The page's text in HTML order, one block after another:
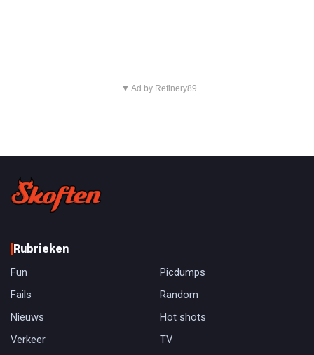
▼ Ad by Refinery89
Rubrieken
Fun
Picdumps
Fails
Random
Nieuws
Hot shots
Verkeer
TV